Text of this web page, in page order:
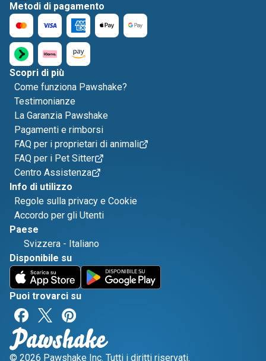
Metodi di pagamento
Scopri di più
Come funziona Pawshake?
Testimonianze
La Garanzia Pawshake
Pagamenti e rimborsi
FAQ per i proprietari di animali
FAQ per i Pet Sitter
Centro Assistenza
Info di utilizzo
Regole sulla privacy e Cookie
Accordo per gli Utenti
Paese
Svizzera - Italiano
Disponibile su
Puoi trovarci su
© 2026 Pawshake Inc. Tutti i diritti riservati.